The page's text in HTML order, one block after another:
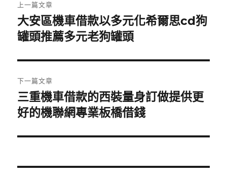
章
導
覽
上一篇文章
上
一
文
章:
大安區機車借款以多元化希爾思cd狗
罐頭推薦多元老狗罐頭
下一篇文章
下
一
文
三重機車借款的西裝量身訂做提供更
好的機聯網專業板橋借錢